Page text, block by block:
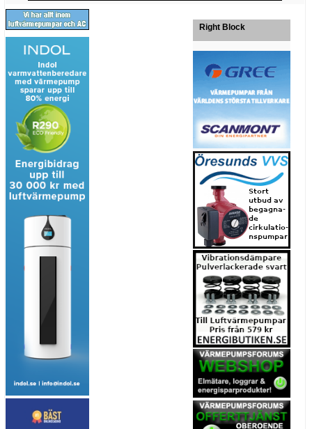
Right Block